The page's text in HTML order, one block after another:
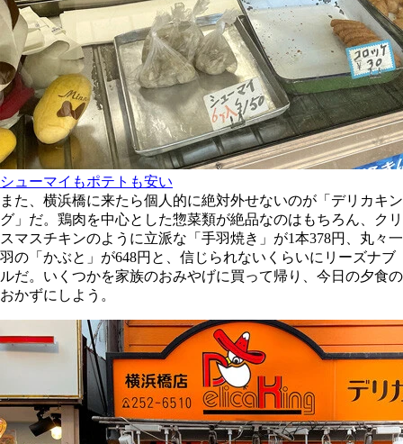
シューマイもポテトも安い
また、横浜橋に来たら個人的に絶対外せないのが「デリカキン
グ」だ。鶏肉を中心とした惣菜類が絶品なのはもちろん、クリ
スマスチキンのように立派な「手羽焼き」が1本378円、丸々一
羽の「かぶと」が648円と、信じられないくらいにリーズナブ
ルだ。いくつかを家族のおみやげに買って帰り、今日の夕食の
おかずにしよう。